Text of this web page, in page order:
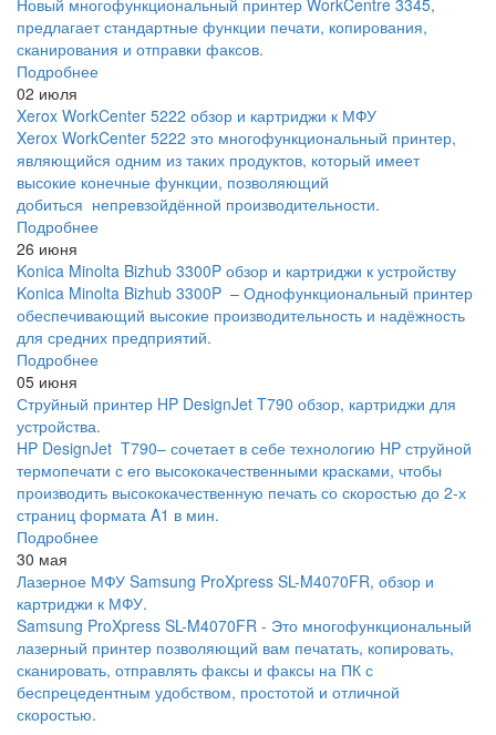
Новый многофункциональный принтер WorkCentre 3345,
предлагает стандартные функции печати, копирования,
сканирования и отправки факсов.
Подробнее
02 июля
Xerox WorkCenter 5222 обзор и картриджи к МФУ
Xerox WorkCenter 5222 это многофункциональный принтер,
являющийся одним из таких продуктов, который имеет
высокие конечные функции, позволяющий
добиться непревзойдённой производительности.
Подробнее
26 июня
Konica Minolta Bizhub 3300P обзор и картриджи к устройству
Konica Minolta Bizhub 3300P – Однофункциональный принтер
обеспечивающий высокие производительность и надёжность
для средних предприятий.
Подробнее
05 июня
Струйный принтер HP DesignJet T790 обзор, картриджи для
устройства.
HP DesignJet T790– сочетает в себе технологию HP струйной
термопечати с его высококачественными красками, чтобы
производить высококачественную печать со скоростью до 2-х
страниц формата A1 в мин.
Подробнее
30 мая
Лазерное МФУ Samsung ProXpress SL-M4070FR, обзор и
картриджи к МФУ.
Samsung ProXpress SL-M4070FR - Это многофункциональный
лазерный принтер позволяющий вам печатать, копировать,
сканировать, отправлять факсы и факсы на ПК с
беспрецедентным удобством, простотой и отличной
скоростью.